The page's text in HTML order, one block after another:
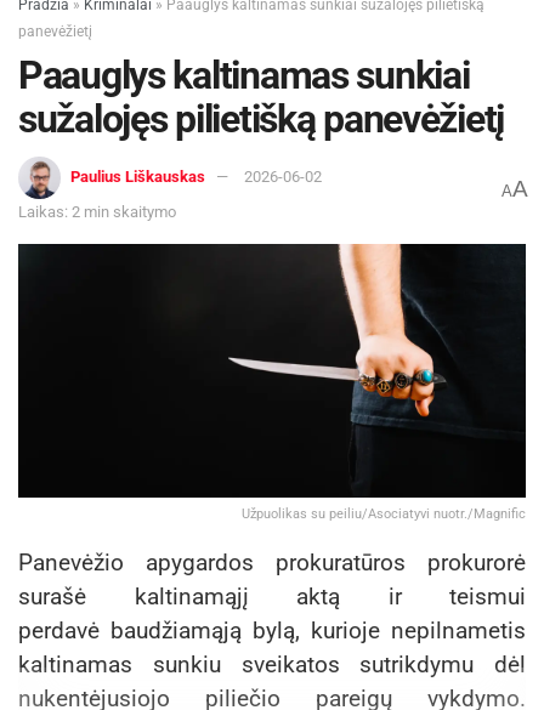
Pradžia » Kriminalai » Paauglys kaltinamas sunkiai sužalojęs pilietišką
panevėžietį
Paauglys kaltinamas sunkiai
sužalojęs pilietišką panevėžietį
Paulius Liškauskas
2026-06-02
Laikas: 2 min skaitymo
AA
Užpuolikas su peiliu/Asociatyvi nuotr./Magnific
Panevėžio apygardos prokuratūros prokurorė
surašė kaltinamąjį aktą ir teismui
perdavė baudžiamąją bylą, kurioje nepilnametis
kaltinamas sunkiu sveikatos sutrikdymu dėl
nukentėjusiojo piliečio pareigų vykdymo.